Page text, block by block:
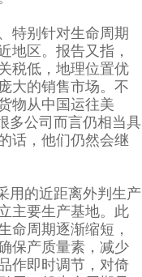
别针对生命周期
地区。报告又指，
税低，地理位置优
大的销售市场。不
物从中国运往美
多公司而言仍相当具
话，他们仍然会继
的近距离外判生产
主要生产基地。此
命周期逐渐缩短，
保产质量素，减少
作即时调节，对倚